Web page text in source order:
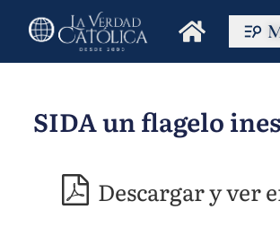
SIDA un flagelo
Descargar y ver